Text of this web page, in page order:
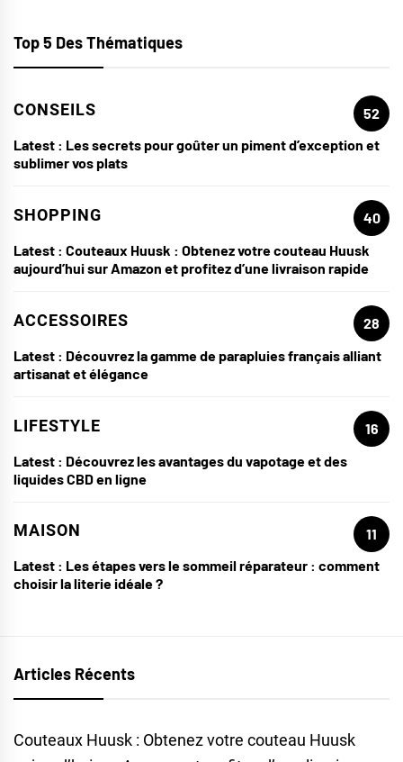
Top 5 Des Thématiques
CONSEILS
52
Latest : Les secrets pour goûter un piment d’exception et
sublimer vos plats
SHOPPING
40
Latest : Couteaux Huusk : Obtenez votre couteau Huusk
aujourd’hui sur Amazon et profitez d’une livraison rapide
ACCESSOIRES
28
Latest : Découvrez la gamme de parapluies français alliant
artisanat et élégance
LIFESTYLE
16
Latest : Découvrez les avantages du vapotage et des
liquides CBD en ligne
MAISON
11
Latest : Les étapes vers le sommeil réparateur : comment
choisir la literie idéale ?
Articles Récents
Couteaux Huusk : Obtenez votre couteau Huusk